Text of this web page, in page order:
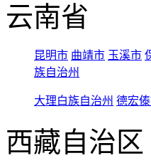
云南省
昆明市 曲靖市 玉溪市
族自治州
大理白族自治州 德宏
西藏自治区